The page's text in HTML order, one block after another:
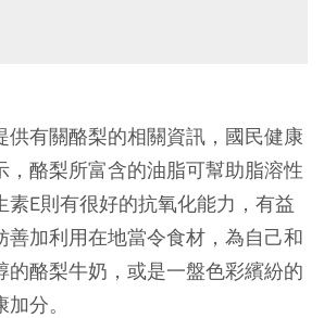
供有關酪梨的相關資訊，國民健康
，酪梨所富含的油脂可幫助脂溶性
素E則有很好的抗氧化能力，有益
善加利用在地當令食材，為自己和
的酪梨牛奶，或是一盤色彩繽紛的
分。